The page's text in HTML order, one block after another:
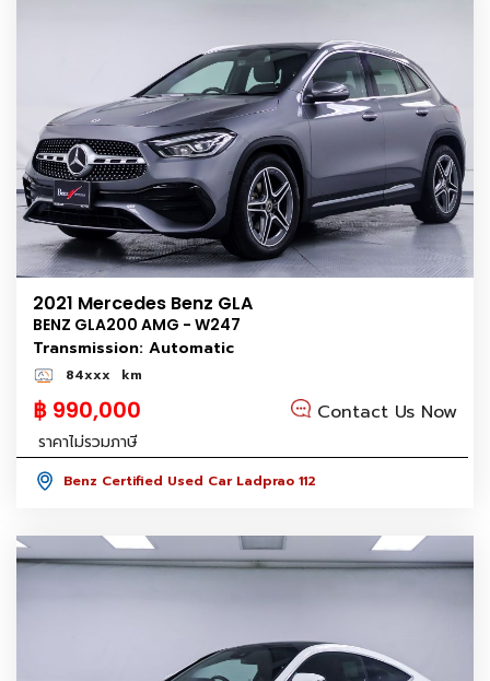
2021 Mercedes Benz GLA
BENZ GLA200 AMG - W247
Transmission: Automatic
84xxx km
฿ 990,000 Contact Us Now
ราคาไม่รวมภาษี
Benz Certified Used Car Ladprao 112